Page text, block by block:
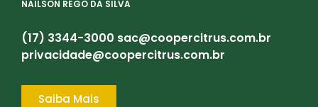
NAILSON REGO DA SILVA
(17) 3344-3000 sac@coopercitrus.com.br
privacidade@coopercitrus.com.br
Saiba Mais